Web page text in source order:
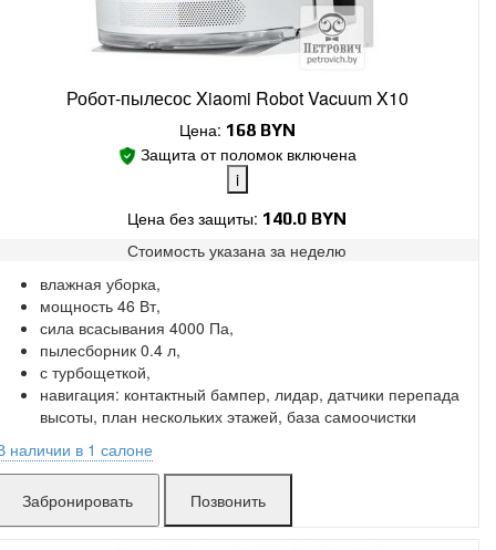
Робот-пылесос Xiaomi Robot Vacuum X10
Цена: 168 BYN
Защита от поломок включена
i
Цена без защиты: 140.0 BYN
Стоимость указана за неделю
влажная уборка,
мощность 46 Вт,
сила всасывания 4000 Па,
пылесборник 0.4 л,
с турбощеткой,
навигация: контактный бампер, лидар, датчики перепада
высоты, план нескольких этажей, база самоочистки
наличии в 1 салоне
Захарова:мало
Позвонить